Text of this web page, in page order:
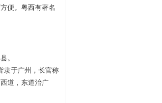
便。粤西有著名
。
隶于广州，长官称
道，东道治广